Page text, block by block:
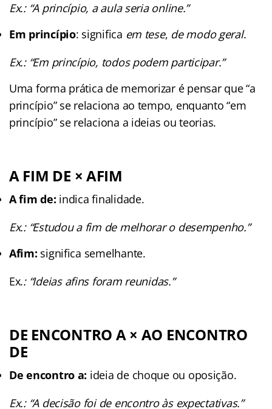
Ex.: “A princípio, a aula seria online.”
Em princípio: significa em tese, de modo geral.
Ex.: “Em princípio, todos podem participar.”
Uma forma prática de memorizar é pensar que “a
princípio” se relaciona ao tempo, enquanto “em
princípio” se relaciona a ideias ou teorias.
A FIM DE × AFIM
A fim de: indica finalidade.
Ex.: “Estudou a fim de melhorar o desempenho.”
Afim: significa semelhante.
Ex.: “Ideias afins foram reunidas.”
DE ENCONTRO A × AO ENCONTRO
DE
De encontro a: ideia de choque ou oposição.
Ex.: “A decisão foi de encontro às expectativas.”